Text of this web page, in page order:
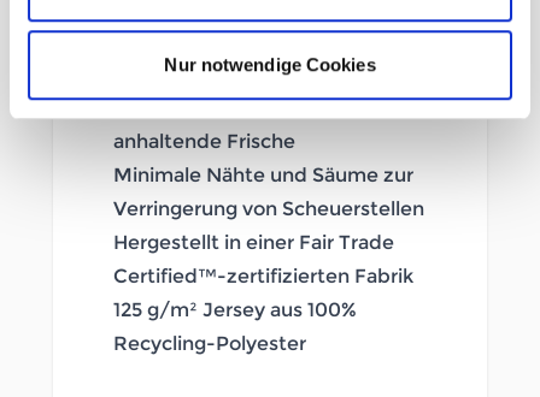
Nur notwendige Cookies
Ausrüstung für verbesserten
Schweißtransport sowie HeiQ®
Mint-Geruchskontrolle für lang
anhaltende Frische
Minimale Nähte und Säume zur
Verringerung von Scheuerstellen
Hergestellt in einer Fair Trade
Certified™-zertifizierten Fabrik
125 g/m² Jersey aus 100%
Recycling-Polyester